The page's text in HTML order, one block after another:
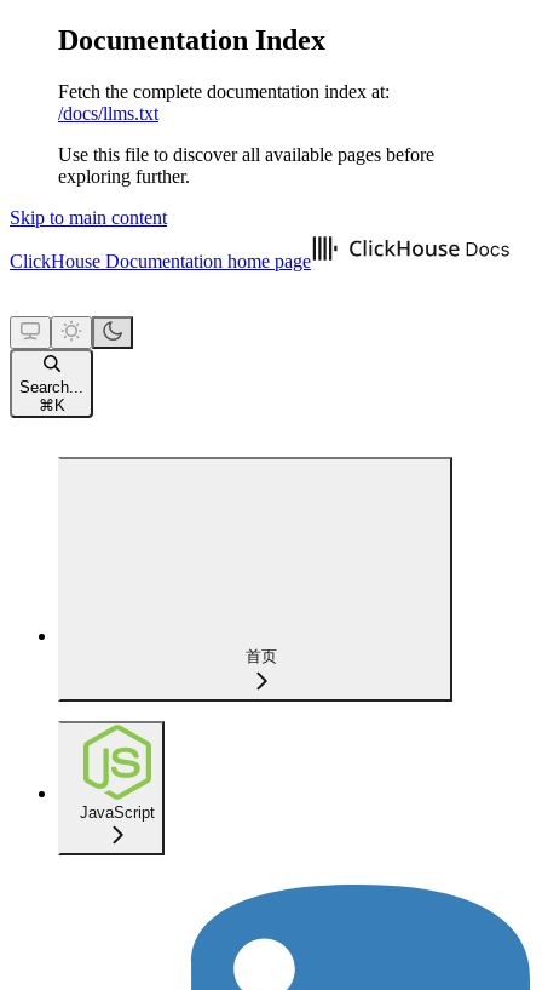
Documentation Index
Fetch the complete documentation index at:
/docs/llms.txt
Use this file to discover all available pages before
exploring further.
Skip to main content
ClickHouse Documentation home page
Search...
⌘ K
首页
JavaScript